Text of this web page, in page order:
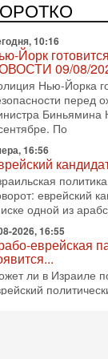
выборы
проведение
10:16
Йорк
09/08/
Нью-Йорка
перед
По
16:56
еврейский
одной из
2026, 16:55
еврейская
ли в Израиле